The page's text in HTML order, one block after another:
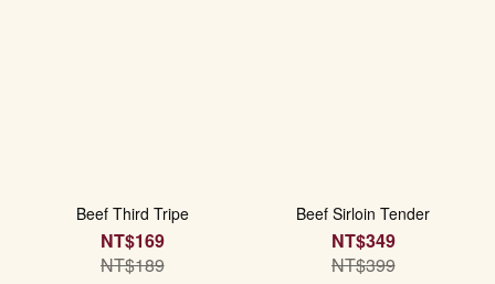
Beef Third Tripe
NT$169
NT$189
Beef Sirloin Tender
NT$349
NT$399